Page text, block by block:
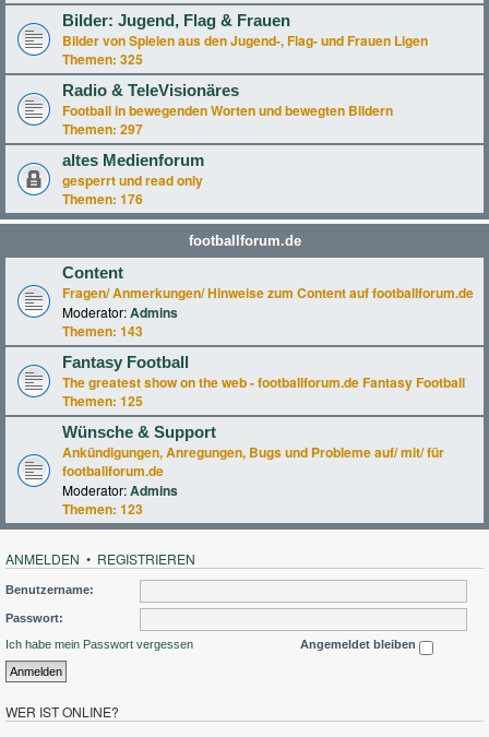
Bilder: Jugend, Flag & Frauen
Bilder von Spielen aus den Jugend-, Flag- und Frauen Ligen
Themen: 325
Radio & TeleVisionäres
Football in bewegenden Worten und bewegten Bildern
Themen: 297
altes Medienforum
gesperrt und read only
Themen: 176
footballforum.de
Content
Fragen/ Anmerkungen/ Hinweise zum Content auf footballforum.de
Moderator:Admins
Themen: 143
Fantasy Football
The greatest show on the web - footballforum.de Fantasy Football
Themen: 125
Wünsche & Support
Ankündigungen, Anregungen, Bugs und Probleme auf/ mit/ für
footballforum.de
Moderator:Admins
Themen: 123
ANMELDEN • REGISTRIEREN
Benutzername:
Passwort:
Ich habe mein Passwort vergessen
Angemeldet bleiben
WER IST ONLINE?